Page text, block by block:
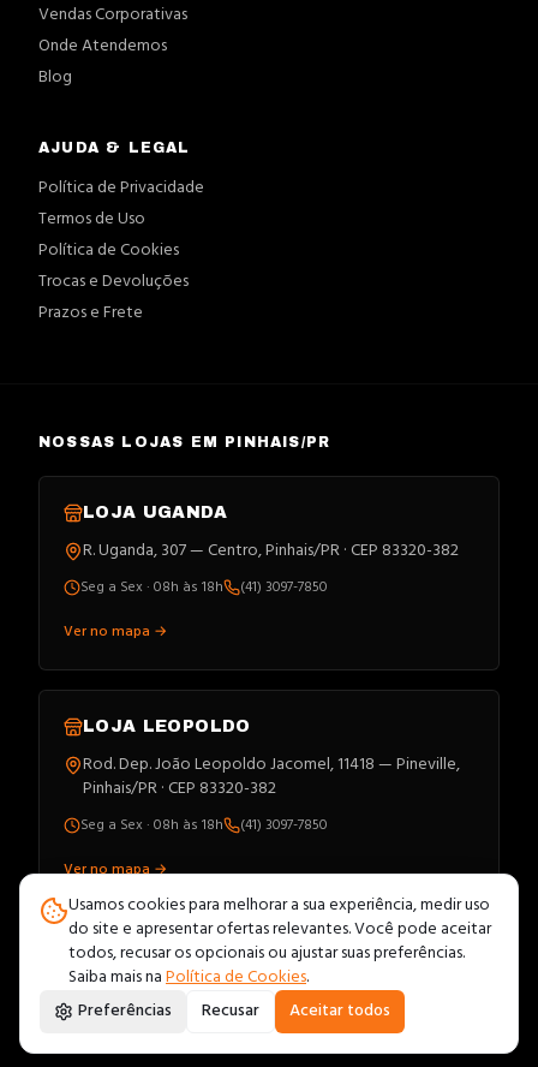
Vendas Corporativas
Onde Atendemos
Blog
AJUDA & LEGAL
Política de Privacidade
Termos de Uso
Política de Cookies
Trocas e Devoluções
Prazos e Frete
NOSSAS LOJAS EM PINHAIS/PR
LOJA UGANDA
R. Uganda, 307 — Centro, Pinhais/PR · CEP 83320-382
Seg a Sex · 08h às 18h
(41) 3097-7850
Ver no mapa →
LOJA LEOPOLDO
Rod. Dep. João Leopoldo Jacomel, 11418 — Pineville,
Pinhais/PR · CEP 83320-382
Seg a Sex · 08h às 18h
(41) 3097-7850
Ver no mapa →
Dínamo Materiais Elétricos LTDA· Todos os direitos
reservados.
AMEX HIPER BOLETO
Usamos cookies para melhorar a sua experiência, medir uso
do site e apresentar ofertas relevantes. Você pode aceitar
todos, recusar os opcionais ou ajustar suas preferências.
Saiba mais naPolítica de Cookies.
Preferências
Recusar Aceitar todos